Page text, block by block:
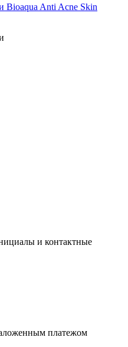
Bioaqua Anti Acne Skin
и контактные
платежом